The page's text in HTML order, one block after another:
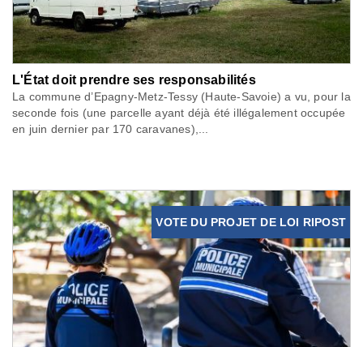
L'État doit prendre ses responsabilités
La commune d’Epagny-Metz-Tessy (Haute-Savoie) a vu, pour la
seconde fois (une parcelle ayant déjà été illégalement occupée
en juin dernier par 170 caravanes),...
VOTE DU PROJET DE LOI RIPOST